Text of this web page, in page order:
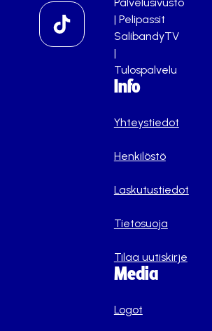
| Pelipassit
SalibandyTV
|
Tulospalvelu
Info
Yhteystiedot
Henkilöstö
Laskutustiedot
Tietosuoja
Tilaa uutiskirje
Media
Logot